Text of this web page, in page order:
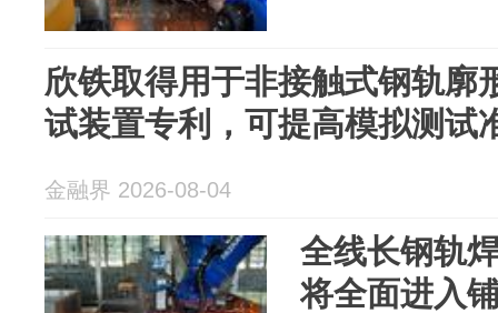
欣铁取得用于非接触式钢轨廓
试装置专利，可提高模拟测试
金融界 2026-08-04
全线长钢轨
将全面进入